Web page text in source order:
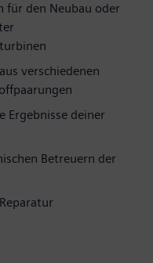
für den Neubau oder
verschiedenen
Ergebnisse deiner
Betreuern der